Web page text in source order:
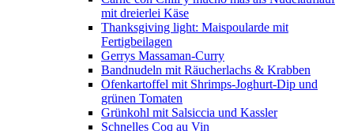
mit dreierlei Käse
Thanksgiving light: Maispoularde mit
Fertigbeilagen
Gerrys Massaman-Curry
Bandnudeln mit Räucherlachs & Krabben
Ofenkartoffel mit Shrimps-Joghurt-Dip und
grünen Tomaten
Grünkohl mit Salsiccia und Kassler
Schnelles Coq au Vin